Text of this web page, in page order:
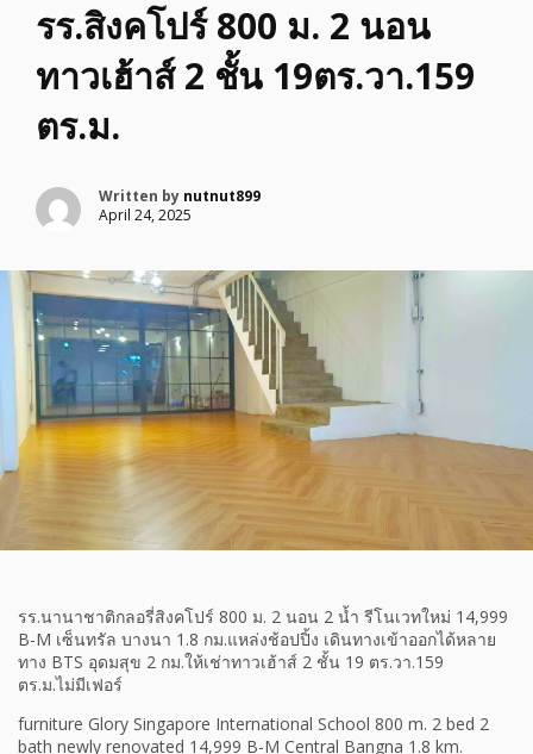
รร.สิงคโปร์ 800 ม. 2 นอน
ทาวเฮ้าส์ 2 ชั้น 19ตร.วา.159
ตร.ม.
Written by nutnut899
April 24, 2025
รร.นานาชาติกลอรี่สิงคโปร์ 800 ม. 2 นอน 2 น้ำ รีโนเวทใหม่ 14,999
B-M เซ็นทรัล บางนา 1.8 กม.แหล่งช้อปปิ้ง เดินทางเข้าออกได้หลาย
ทาง BTS อุดมสุข 2 กม.ให้เช่าทาวเฮ้าส์ 2 ชั้น 19 ตร.วา.159
ตร.ม.ไม่มีเฟอร์
furniture Glory Singapore International School 800 m. 2 bed 2
bath newly renovated 14,999 B-M Central Bangna 1.8 km.